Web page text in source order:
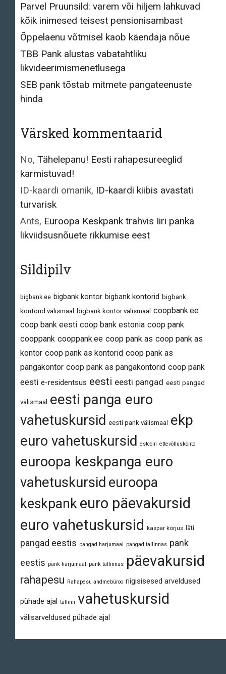
Parvel Pruunsild: varem või hiljem lahkuvad
kõik inimesed teisest pensionisambast
Õppelaenu võtmisel kaob käendaja nõue
TBB Pank alustas vabatahtliku
likvideerimismenetlusega
SEB pank tõstab mitmete pangateenuste
hinda
Värsked kommentaarid
No, Tähelepanu! Eesti rahapesureeglid
karmistuvad!
ID-kaardi omanik, ID-kaardi kiibis avastati
turvarisk
Ants, Euroopa Keskpank trahvis Iiri panka
likviidsusnõuete rikkumise eest
Sildipilv
bigbank.ee bigbank kontor bigbank kontorid bigbank
kontorid välismaal
bigbank kontor välismaal coopbank.ee
coop bank eesti coop bank estonia coop pank
cooppank cooppank.ee coop pank as coop pank as
kontor coop pank as kontorid coop pank as
pangakontor coop pank as pangakontorid coop pank
eesti e-residentsus eesti eesti pangad eesti pangad
välismaal eesti panga euro
vahetuskursid eesti pank välismaal ekp
euro vahetuskursid
estcoin ettevõtluskonto
euroopa keskpanga euro
vahetuskursid euroopa
keskpankeuro päevakursid
euro vahetuskursid
kaspar korjus läti
pangad eestis pangad harjumaal pangad tallinnas pank
eestis pank harjumaal pank tallinnas päevakursid
rahapesu Rahapesu andmebüroo riigisisesed arveldused
pühade ajal tallinn vahetuskursid
välisarveldused pühade ajal